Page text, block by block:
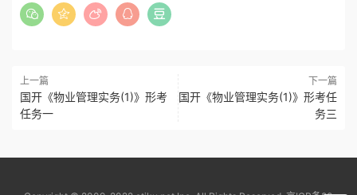
上一篇
国开《物业管理实务(1)》形考
任务一
下一篇
国开《物业管理实务(1)》形考任
务三